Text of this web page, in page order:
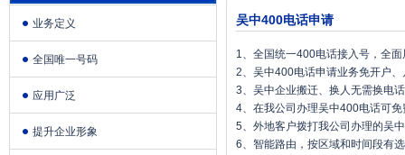
业务定义
全国唯一号码
应用广泛
提升企业形象
吴中400电话申请
1、全国统一400电话接入号，全
2、吴中400电话申请业务免开户
3、吴中企业搬迁、换人无需换电
4、在我公司办理吴中400电话可
5、外地客户拨打我公司办理的吴
6、智能路由，按区域和时间段有